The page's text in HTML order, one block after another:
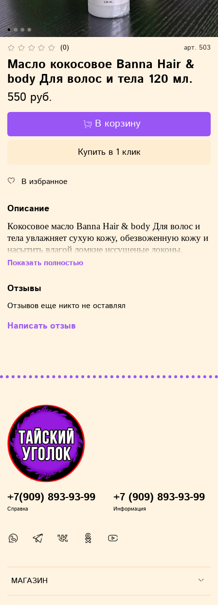
(0) арт. 503
Масло кокосовое Banna Hair &
body Для волос и тела 120 мл.
550 руб.
В корзину
Купить в 1 клик
В избранное
Описание
Кокосовое масло Banna Hair & body Для волос и
тела увлажняет сухую кожу, обезвоженную кожу и
насытить влагой ломкие иссушеные локоны.
оно глубоко проникает в структуру волоса,
восстанавливая его, увлажняя и придавая
ломкостью, сухостью, перхотью и
увлажняющим, питательным и смягчающим
средством.Оно помогает восстанавливать
естественный защитный барьер кожи, бороться с
сухостью и шелушением, а также обладает
противовоспалительными и антибактериальными
свойствами.Его можно использовать вместо
лосьона, массажного масла, а также для ухода за
руками и пятками.
для волос - вотрите масло в кожу головы и
перед тем как их помыть (смыть обычным
шампунем, желательно с применением
Показать полностью
Отзывы
Отзывов еще никто не оставлял
Написать отзыв
МАГАЗИН
+7(909) 893-93-99
Справка
+7 (909) 893-93-99
Информация